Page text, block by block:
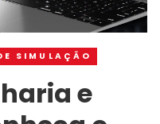
SIMULAÇÃO
e